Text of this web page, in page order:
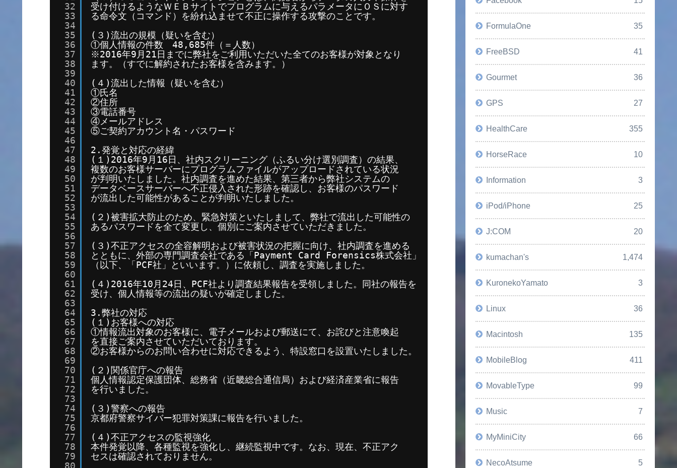
32
33
34
35
36
37
38
39
40
41
42
43
44
45
46
47
48
49
50
51
52
53
54
55
56
57
58
59
60
61
62
63
64
65
66
67
68
69
70
71
72
73
74
75
76
77
78
79
80
受け付けるようなＷＥＢサイトでプログラムに与えるパラメータにＯＳに対す
る命令文（コマンド）を紛れ込ませて不正に操作する攻撃のことです。
(３)流出の規模（疑いを含む）
①個人情報の件数　48,685件（＝人数）
※2016年9月21日までに弊社をご利用いただいた全てのお客様が対象となり
ます。（すでに解約されたお客様を含みます。）
(４)流出した情報（疑いを含む）
①氏名
②住所
③電話番号
④メールアドレス
⑤ご契約アカウント名・パスワード
2.発覚と対応の経緯
(１)2016年9月16日、社内スクリーニング（ふるい分け選別調査）の結果、
複数のお客様サーバーにプログラムファイルがアップロードされている状況
が判明いたしました。社内調査を進めた結果、第三者から弊社システムの
データベースサーバーへ不正侵入された形跡を確認し、お客様のパスワード
が流出した可能性があることが判明いたしました。
(２)被害拡大防止のため、緊急対策といたしまして、弊社で流出した可能性の
あるパスワードを全て変更し、個別にご案内させていただきました。
(３)不正アクセスの全容解明および被害状況の把握に向け、社内調査を進める
とともに、外部の専門調査会社である「Payment Card Forensics株式会社」
（以下、「PCF社」といいます。）に依頼し、調査を実施しました。
(４)2016年10月24日、PCF社より調査結果報告を受領しました。同社の報告を
受け、個人情報等の流出の疑いが確定しました。
3.弊社の対応
(１)お客様への対応
①情報流出対象のお客様に、電子メールおよび郵送にて、お詫びと注意喚起
を直接ご案内させていただいております。
②お客様からのお問い合わせに対応できるよう、特設窓口を設置いたしました。
(２)関係官庁への報告
個人情報認定保護団体、総務省（近畿総合通信局）および経済産業省に報告
を行いました。
(３)警察への報告
京都府警察サイバー犯罪対策課に報告を行いました。
(４)不正アクセスの監視強化
本件発覚以降、各種監視を強化し、継続監視中です。なお、現在、不正アク
セスは確認されておりません。
FormulaOne 35
FreeBSD 41
Gourmet 36
GPS 27
HealthCare 355
HorseRace 10
Information 3
iPod/iPhone 25
J:COM 20
kumachan's 1,474
KuronekoYamato 3
Linux 36
Macintosh 135
MobileBlog 411
MovableType 99
Music 7
MyMiniCity 66
NecoAtsume 5